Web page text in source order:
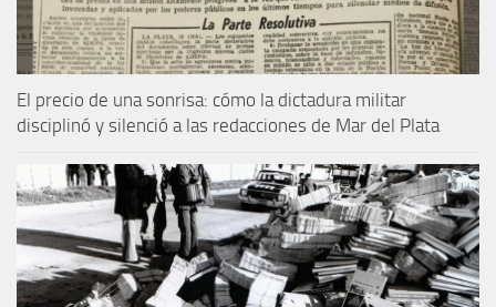
El precio de una sonrisa: cómo la dictadura militar
disciplinó y silenció a las redacciones de Mar del Plata